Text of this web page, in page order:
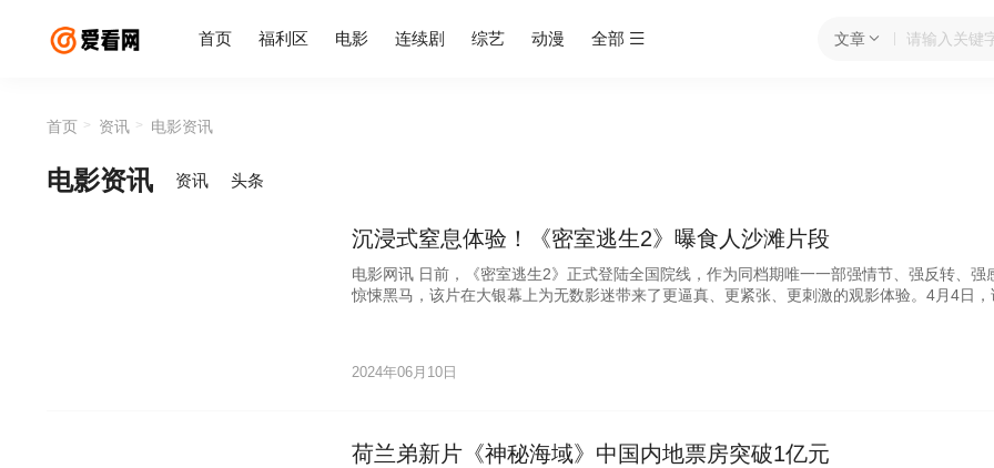
文章
首页 福利区 电影 连续剧 综艺 动漫 全部
首页 资讯 电影资讯
电影资讯 资讯 头条
沉浸式窒息体验！《密室逃生2》曝食人沙滩片段
电影网讯 日前，《密室逃生2》正式登陆全国院线，作为同档期唯一一部强情节、强反转、强
惊悚黑马，该片在大银幕上为无数影迷带来了更逼真、更紧张、更刺激的观影体验。4月4日，
2024年06月10日
荷兰弟新片《神秘海域》中国内地票房突破1亿元